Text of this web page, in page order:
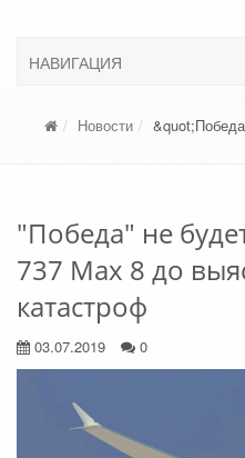
НАВИГАЦИЯ
Новости
"Победа" не
737 Max 8 до
катастроф
03.07.2019 0